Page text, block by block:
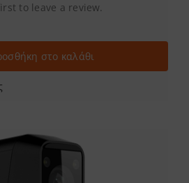
to leave a review.
στο καλάθι